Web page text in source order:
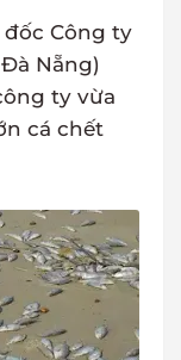
đốc Công ty
Nẵng)
ty vừa
cá chết